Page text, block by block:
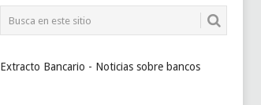
Extracto Bancario - Noticias sobre bancos